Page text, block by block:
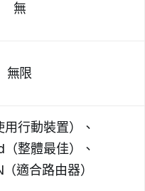
無
無限
行動裝置）、
整體最佳）、
適合路由器）